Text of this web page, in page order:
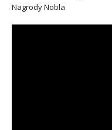
Nagrody Nobla